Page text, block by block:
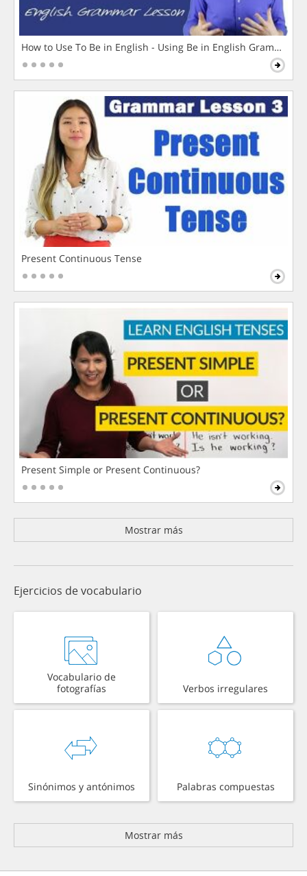
How to Use To Be in English - Using Be in English Grammar
Present Continuous Tense
Present Simple or Present Continuous?
Mostrar más
Ejercicios de vocabulario
Vocabulario de
fotografías
Verbos irregulares
Sinónimos y antónimos Palabras compuestas
Mostrar más